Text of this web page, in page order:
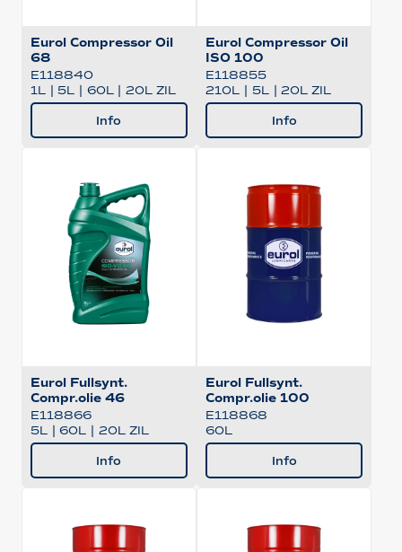
Eurol Compressor Oil
68
E118840
1L | 5L | 60L | 20L ZIL
Info
Eurol Compressor Oil
ISO 100
E118855
210L | 5L | 20L ZIL
Info
Eurol Fullsynt.
Compr.olie 46
E118866
5L | 60L | 20L ZIL
Info
Eurol Fullsynt.
Compr.olie 100
E118868
60L
Info